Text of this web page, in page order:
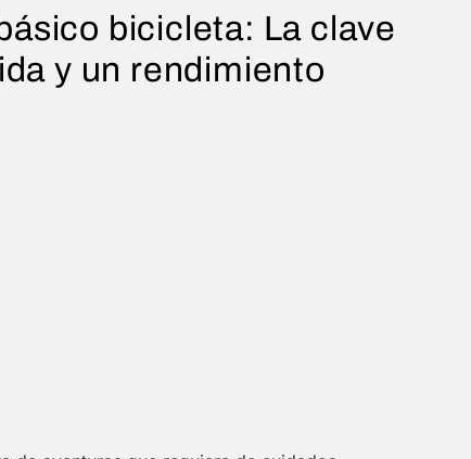
bicicleta: La clave
y un rendimiento